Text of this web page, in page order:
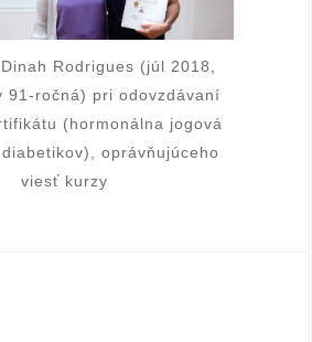
Rodrigues (júl 2018,
91-ročná) pri odovzdávaní
(hormonálna jogová
oprávňujúceho
viesť kurzy